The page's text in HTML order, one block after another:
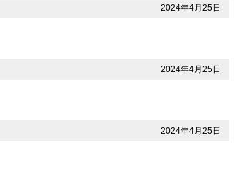
2024年4月25日
2024年4月25日
2024年4月25日